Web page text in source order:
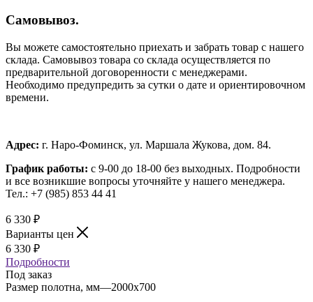
Самовывоз.
Вы можете самостоятельно приехать и забрать товар с нашего
склада. Самовывоз товара со склада осуществляется по
предварительной договоренности с менеджерами.
Необходимо предупредить за сутки о дате и ориентировочном
времени.
Адрес: г. Наро-Фоминск, ул. Маршала Жукова, дом. 84.
График работы: с 9-00 до 18-00 без выходных. Подробности
и все возникшие вопросы уточняйте у нашего менеджера.
Тел.: +7 (985) 853 44 41
6 330 ₽
Варианты цен
6 330 ₽
Подробности
Под заказ
Размер полотна, мм—2000x700